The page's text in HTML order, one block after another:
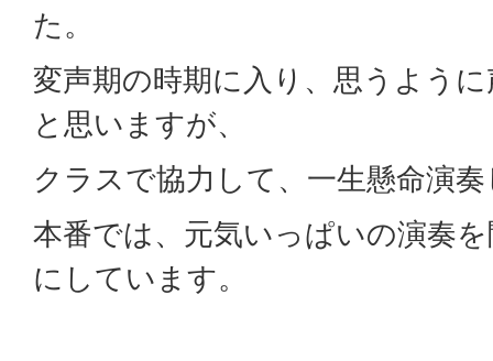
た。
変声期の時期に入り、思うよう
と思いますが、
クラスで協力して、一生懸命演
本番では、元気いっぱいの演奏
にしています。